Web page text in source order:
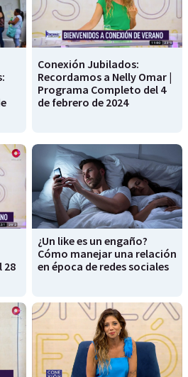
Conexión Jubilados:
Recordamos a Nelly Omar |
Programa Completo del 4
de febrero de 2024
28
¿Un like es un engaño?
Cómo manejar una relación
en época de redes sociales